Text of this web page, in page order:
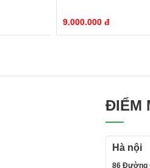
9.000.000 đ
ĐIỂM
Hà nội
86 Đường